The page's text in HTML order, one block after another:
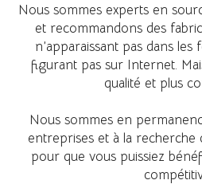
Nous sommes experts en
et recommandons des
n’apparaissant pas dans
figurant pas sur Internet.
qualité et plus
Nous sommes en
entreprises et à la recherche
pour que vous puissiez